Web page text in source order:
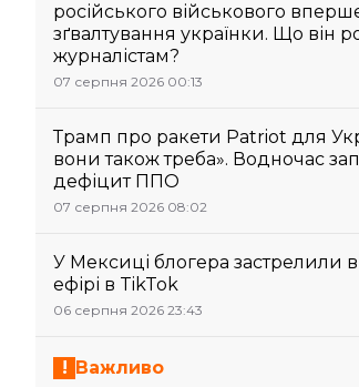
російського військового
зґвалтування українки. Що він
журналістам?
07 серпня 2026 00:13
Трамп про ракети Patriot для
вони також треба». Водночас
дефіцит ППО
07 серпня 2026 08:02
У Мексиці блогера застрелили
ефірі в TikTok
06 серпня 2026 23:43
Важливо